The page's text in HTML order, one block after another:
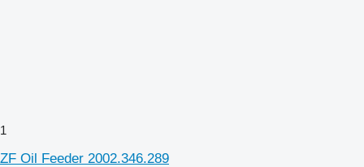
1
ZF Oil Feeder 2002.346.289